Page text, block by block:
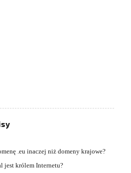
.eu inaczej niż domeny krajowe?
jest królem Internetu?